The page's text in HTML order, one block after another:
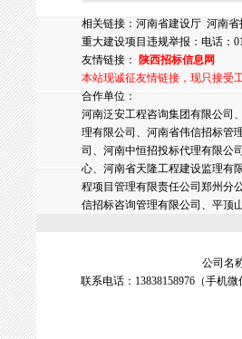
相关链接： 河南省建设厅 河南省
重大建设项目违规举报：电话：
友情链接：
陕西招标信息网
本站现诚征友情链接，现只接受
合作单位：
河南泛安工程咨询集团有限公司
理有限公司、河南省伟信招标管
司、河南中恒招投标代理有限公
心、河南省天隆工程建设监理有
程项目管理有限责任公司郑州分
信招标咨询管理有限公司、平顶
公司名
联系电话：13838158976（手机